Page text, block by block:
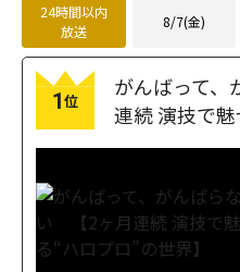
24時間以内
放送
8/7(金)
1位
がんばって
連続 演技で魅